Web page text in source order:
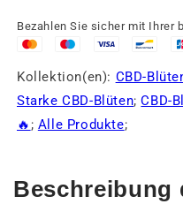
Bezahlen Sie sicher mit Ihrer
Kollektion(en): CBD-
Starke CBD-Blüten;CBD-
🔥 ; Alle Produkte;
Beschreibung